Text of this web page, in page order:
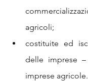
agricoli;
costituite ed
delle imprese –
imprese agricole.